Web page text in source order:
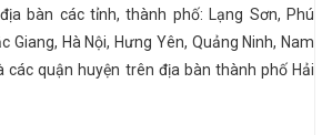
bàn các tỉnh, thành phố: Lạng Sơn, Phú
Giang, Hà Nội, Hưng Yên, Quảng Ninh, Nam
các quận huyện trên địa bàn thành phố Hải